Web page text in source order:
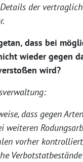
der
dass bei
wieder gegen
wird?
dass gegen
weiteren
vorher